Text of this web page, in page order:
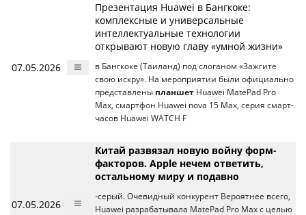
07.05.2026
Презентация Huawei в Бангкоке:
комплексные и универсальные
интеллектуальные технологии
открывают новую главу «умной жизни»
в Бангкоке (Таиланд) под слоганом «Зажгите
свою искру». На мероприятии были официально
представлены планшет Huawei MatePad Pro
Max, смартфон Huawei nova 15 Max, серия смарт-
часов Huawei WATCH F
07.05.2026
Китай развязал новую войну форм-
факторов. Apple нечем ответить,
остальному миру и подавно
-серый. Очевидный конкурент Вероятнее всего,
Huawei разрабатывала MatePad Pro Max с целью